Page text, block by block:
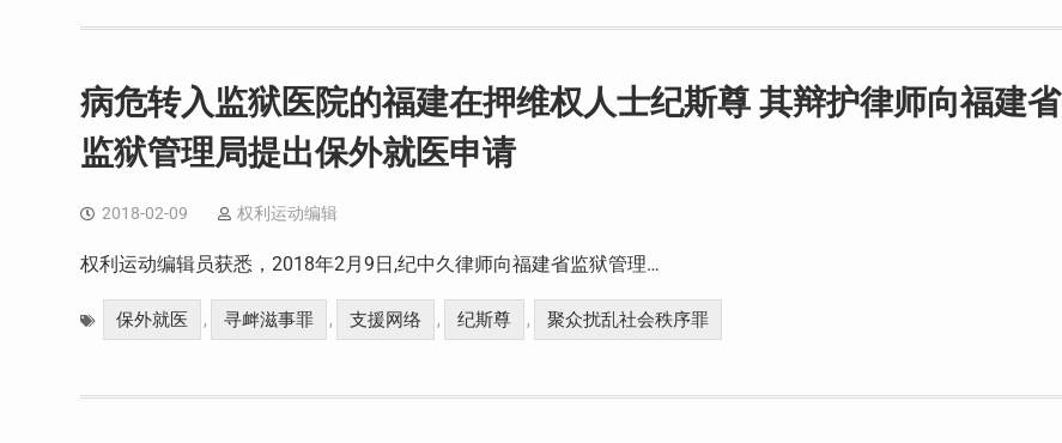
病危转入监狱医院的福建在押维权人士纪斯尊 其辩护律师向福建省
监狱管理局提出保外就医申请
2018-02-09 权利运动编辑
权利运动编辑员获悉，2018年2月9日,纪中久律师向福建省监狱管理…
保外就医 , 寻衅滋事罪 , 支援网络 , 纪斯尊 , 聚众扰乱社会秩序罪